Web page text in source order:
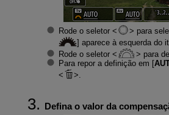
Rode o seletor
para
] aparece à esquerda do
Rode o seletor
para
Para repor a definição em [
.
Defina o valor da